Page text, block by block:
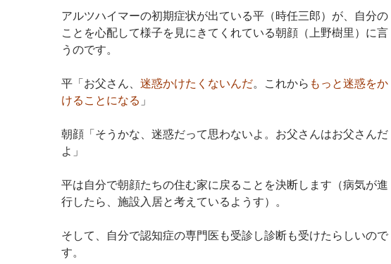
アルツハイマーの初期症状が出ている平（時任三郎）が、自分の
ことを心配して様子を見にきてくれている朝顔（上野樹里）に言
うのです。
平「お父さん、 迷惑かけたくないんだ。これから もっと迷惑をか
けることになる 」
朝顔「そうかな、迷惑だって思わないよ。お父さんはお父さんだ
よ」
平は自分で朝顔たちの住む家に戻ることを決断します（病気が進
行したら、施設入居と考えているようす）。
そして、自分で認知症の専門医も受診し診断も受けたらしいので
す。